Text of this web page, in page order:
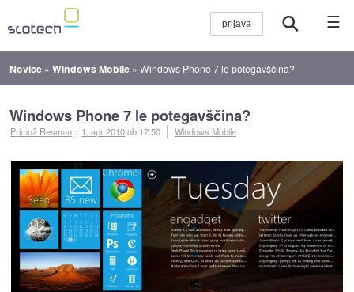
☰
Novice »Windows Mobile »Windows Phone 7 le potegavščina?
Windows Phone 7 le potegavščina?
Primož Resman :: 1. apr 2010ob 17:50 Windows Mobile